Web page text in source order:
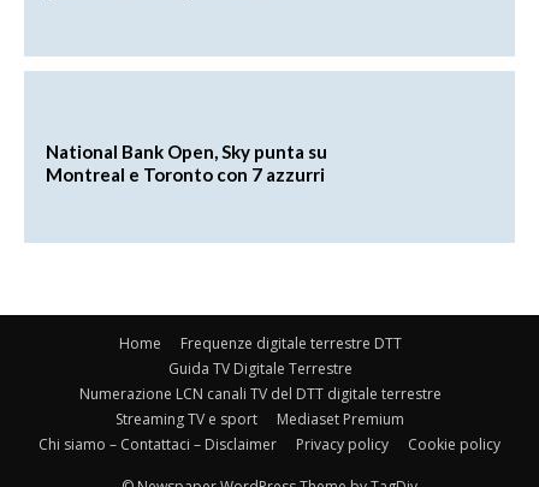
National Bank Open, Sky punta su
Montreal e Toronto con 7 azzurri
Home
Frequenze digitale terrestre DTT
Guida TV Digitale Terrestre
Numerazione LCN canali TV del DTT digitale terrestre
Streaming TV e sport
Mediaset Premium
Chi siamo – Contattaci – Disclaimer
Privacy policy Cookie policy